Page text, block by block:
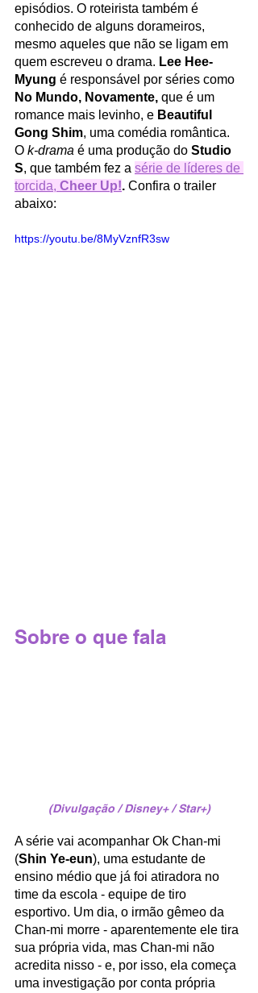
episódios. O roteirista também é
conhecido de alguns dorameiros,
mesmo aqueles que não se ligam em
quem escreveu o drama. Lee Hee-
Myung é responsável por séries como
No Mundo, Novamente, que é um
romance mais levinho, e Beautiful
Gong Shim, uma comédia romântica.
O k-drama é uma produção do Studio
S, que também fez a série de líderes de
torcida, Cheer Up!. Confira o trailer
abaixo:
https://youtu.be/8MyVznfR3sw
Sobre o que fala
(Divulgação / Disney+ / Star+)
A série vai acompanhar Ok Chan-mi
(Shin Ye-eun), uma estudante de
ensino médio que já foi atiradora no
time da escola - equipe de tiro
esportivo. Um dia, o irmão gêmeo da
Chan-mi morre - aparentemente ele tira
sua própria vida, mas Chan-mi não
acredita nisso - e, por isso, ela começa
uma investigação por conta própria